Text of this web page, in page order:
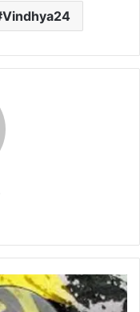
Vindhya24